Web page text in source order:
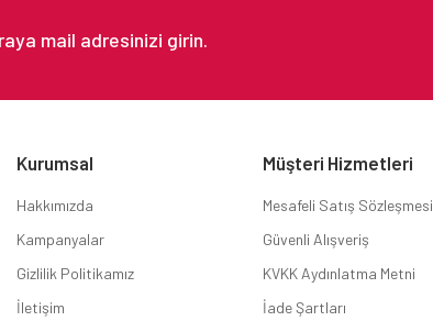
Kurumsal
Hakkımızda
Kampanyalar
Gizlilik Politikamız
İletişim
Müşteri Hizmetleri
Mesafeli Satış Sözleşmesi
Güvenli Alışveriş
KVKK Aydınlatma Metni
İade Şartları